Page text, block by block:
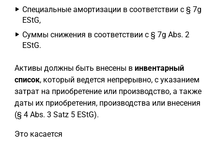
Специальные амортизации в соответствии с § 7g
EStG,
Суммы снижения в соответствии с § 7g Abs. 2
EStG.
Активы должны быть внесены в инвентарный
список, который ведется непрерывно, с указанием
затрат на приобретение или производство, а также
даты их приобретения, производства или внесения
(§ 4 Abs. 3 Satz 5 EStG).
Это касается